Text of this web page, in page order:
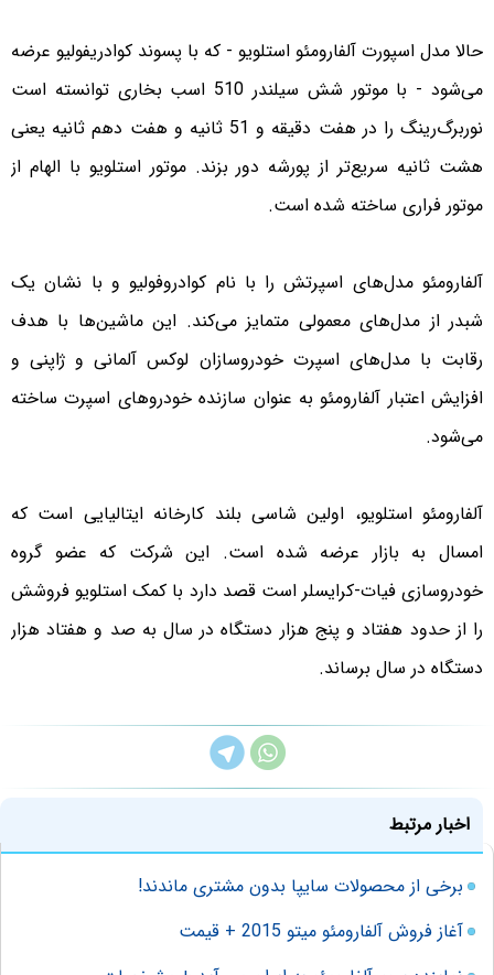
حالا مدل اسپورت آلفارومئو استلویو - که با پسوند کوادریفولیو عرضه
می‌شود - با موتور شش سیلندر 510 اسب بخاری توانسته است
نوربرگ‌رینگ را در هفت دقیقه و 51 ثانیه و هفت دهم ثانیه یعنی
هشت ثانیه سریع‌تر از پورشه دور بزند. موتور استلویو با الهام از
موتور فراری ساخته شده است.
آلفارومئو مدل‌های اسپرتش را با نام کوادروفولیو و با نشان یک
شبدر از مدل‌های معمولی متمایز می‌کند. این ماشین‌ها با هدف
رقابت با مدل‌های اسپرت خودروسازان لوکس آلمانی و ژاپنی و
افزایش اعتبار آلفارومئو به عنوان سازنده خودروهای اسپرت ساخته
می‌شود.
آلفارومئو استلویو، اولین شاسی بلند کارخانه ایتالیایی است که
امسال به بازار عرضه شده است. این شرکت که عضو گروه
خودروسازی فیات-کرایسلر است قصد دارد با کمک استلویو فروشش
را از حدود هفتاد و پنج هزار دستگاه در سال به صد و هفتاد هزار
دستگاه در سال برساند.
اخبار مرتبط
برخی از محصولات سایپا بدون مشتری ماندند!
آغاز فروش آلفارومئو میتو 2015 + قیمت